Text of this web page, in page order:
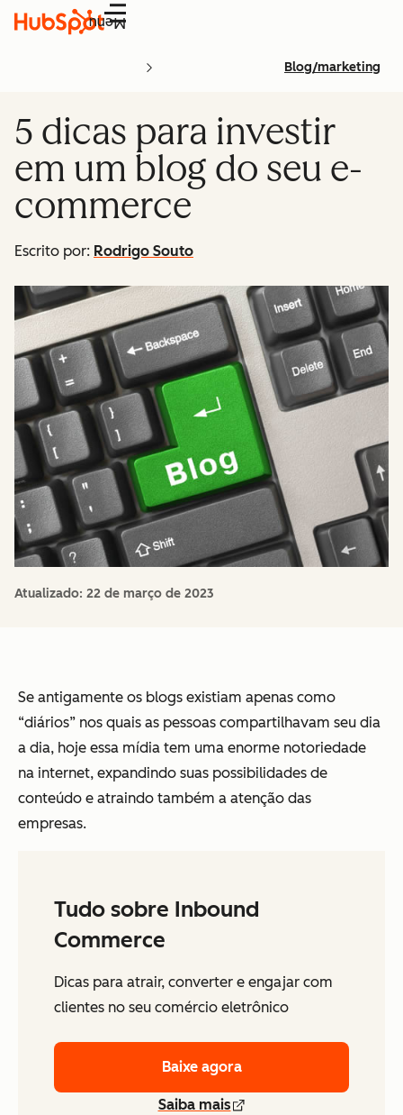
Menu
Blog/marketing
5 dicas para investir
em um blog do seu e-
commerce
Escrito por: Rodrigo Souto
Atualizado: 22 de março de 2023
Se antigamente os blogs existiam apenas como
“diários” nos quais as pessoas compartilhavam seu dia
a dia, hoje essa mídia tem uma enorme notoriedade
na internet, expandindo suas possibilidades de
conteúdo e atraindo também a atenção das
empresas.
Tudo sobre Inbound
Commerce
Dicas para atrair, converter e engajar com
clientes no seu comércio eletrônico
Baixe agora
Saiba mais